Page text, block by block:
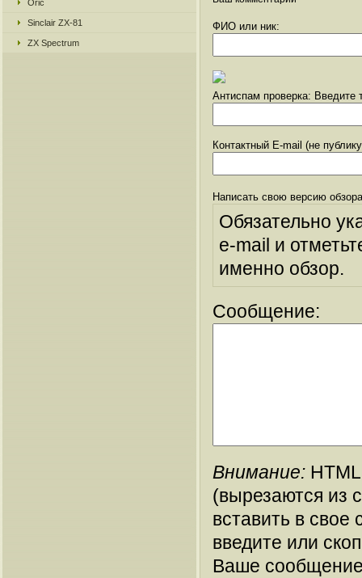
Oric
Sinclair ZX-81
ZX Spectrum
ФИО или ник:
Антиспам проверка: Введите
Контактный E-mail (не
Написать свою версию
Обязательно
e-mail и
именно обзор.
Сообщение:
Внимание:
(вырезаются из
вставить в
введите или
Ваше